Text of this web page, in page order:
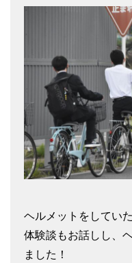
ヘルメットをしてい
体験談もお話しし、
ました！